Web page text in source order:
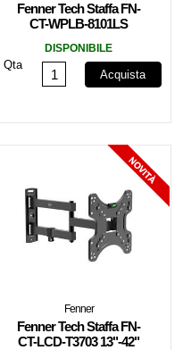
Fenner Tech Staffa FN-
CT-WPLB-8101LS
35Kg
DISPONIBILE
Qta
Acquista
Fenner
Fenner Tech Staffa FN-
CT-LCD-T3703 13"-42"